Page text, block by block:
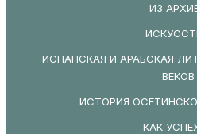
ИЗ
ИСПАНСКАЯ И АРАБСКАЯ
ВЕКОВ
ИСТОРИЯ
КАК